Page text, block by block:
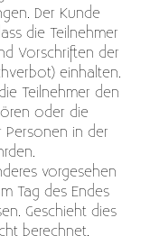
Der Kunde
die Teilnehmer
Vorschriften der
einhalten.
Teilnehmer den
oder die
Personen in der
vorgesehen
Tag des Endes
Geschieht dies
berechnet.